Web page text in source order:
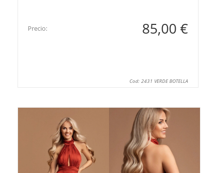
Precio: 85,00 €
Cod: 2431 VERDE BOTELLA